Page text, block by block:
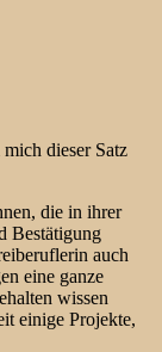
dieser Satz
die in ihrer
Bestätigung
auch
eine ganze
wissen
einige Projekte,